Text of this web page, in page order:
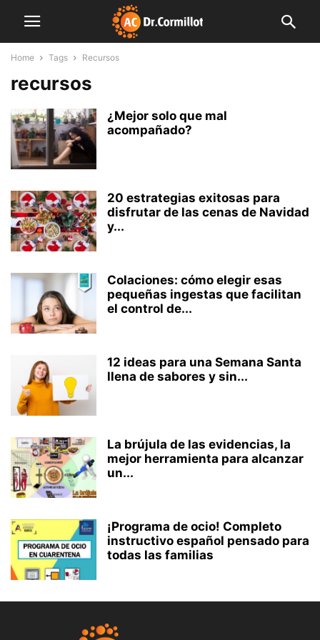
Home Tags Recursos
recursos
¿Mejor solo que mal
acompañado?
20 estrategias exitosas para
disfrutar de las cenas de Navidad
y...
Colaciones: cómo elegir esas
pequeñas ingestas que facilitan
el control de...
12 ideas para una Semana Santa
llena de sabores y sin...
La brújula de las evidencias, la
mejor herramienta para alcanzar
un...
¡Programa de ocio! Completo
instructivo español pensado para
todas las familias